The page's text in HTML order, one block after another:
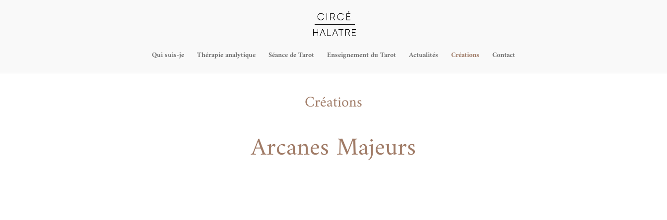
Qui suis-je Thérapie analytique Séance de Tarot Enseignement du Tarot Actualités Créations Contact
Créations
Arcanes Majeurs